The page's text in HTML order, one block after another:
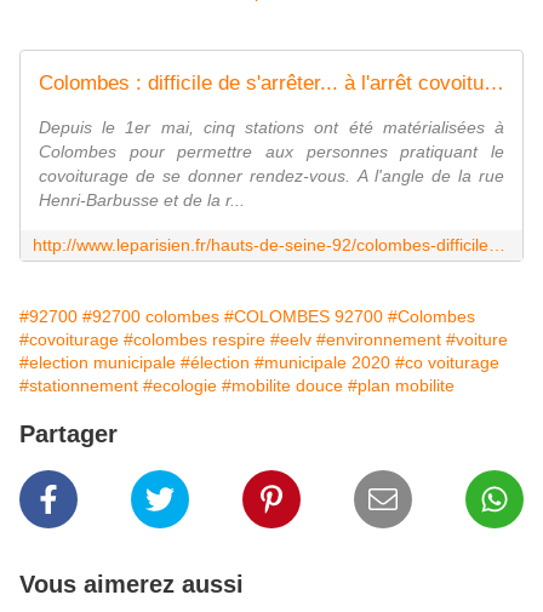
Colombes : difficile de s'arrêter... à l'arrêt covoiturage !
Depuis le 1er mai, cinq stations ont été matérialisées à
Colombes pour permettre aux personnes pratiquant le
covoiturage de se donner rendez-vous. A l'angle de la rue
Henri-Barbusse et de la r...
#92700 #92700 colombes #COLOMBES 92700 #Colombes
#covoiturage #colombes respire #eelv #environnement #voiture
#election municipale #élection #municipale 2020 #co voiturage
#stationnement #ecologie #mobilite douce #plan mobilite
Partager
Vous aimerez aussi